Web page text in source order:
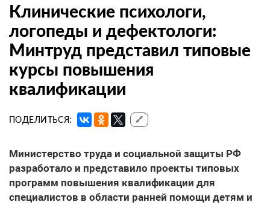
Клинические психологи,
логопеды и дефектологи:
Минтруд представил типовые
курсы повышения
квалификации
ПОДЕЛИТЬСЯ: 🔗
Министерство труда и социальной защиты РФ
разработало и представило проекты типовых
программ повышения квалификации для
специалистов в области ранней помощи детям и